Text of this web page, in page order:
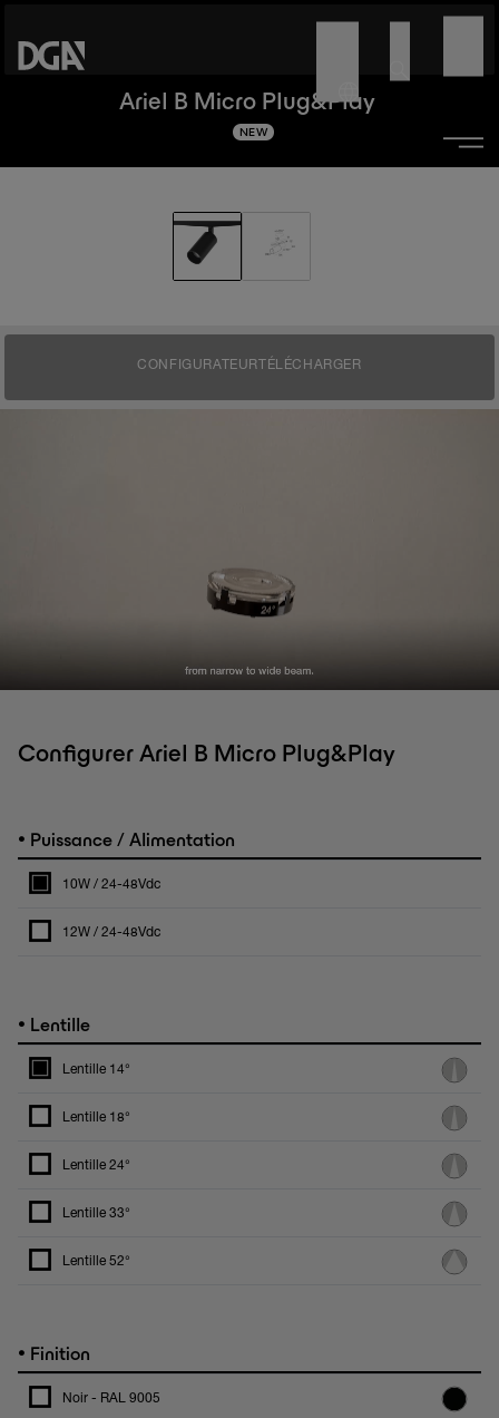
Ariel B Micro Plug&Play
NEW
CONFIGURATEURTÉLÉCHARGER
Configurer Ariel B Micro Plug&Play
• Puissance / Alimentation
10W / 24-48Vdc
12W / 24-48Vdc
• Lentille
Lentille 14°
Lentille 18°
Lentille 24°
Lentille 33°
Lentille 52°
• Finition
Noir - RAL 9005